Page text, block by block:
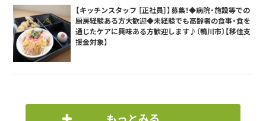
【キッチンスタッフ ［正社員］】募集！◆病院・施設等での
厨房経験ある方大歓迎◆未経験でも高齢者の食事・食を
通じたケアに興味ある方歓迎します♪〔鴨川市〕【移住支
援金対象】